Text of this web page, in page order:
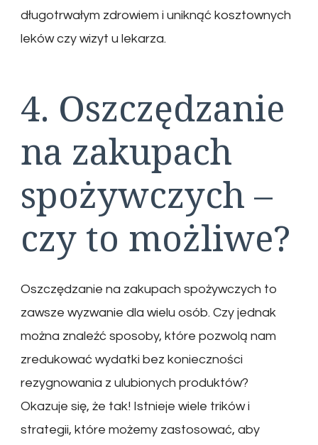
długotrwałym zdrowiem i uniknąć kosztownych
leków czy wizyt u lekarza.
4. Oszczędzanie
na zakupach
spożywczych –
czy to możliwe?
Oszczędzanie na zakupach spożywczych to
zawsze wyzwanie dla wielu osób. Czy jednak
można znaleźć sposoby, które pozwolą nam
zredukować wydatki bez konieczności
rezygnowania z ulubionych produktów?
Okazuje się, że tak! Istnieje wiele trików i
strategii, które możemy zastosować, aby